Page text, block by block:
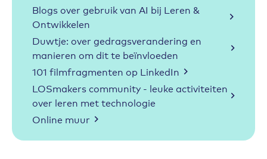
Blogs over gebruik van AI bij Leren &
Ontwikkelen
Duwtje: over gedragsverandering en
manieren om dit te beïnvloeden
101 filmfragmenten op LinkedIn
LOSmakers community - leuke activiteiten
over leren met technologie
Online muur